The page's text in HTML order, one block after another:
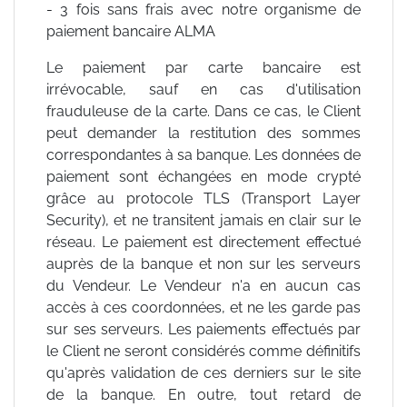
- 3 fois sans frais avec notre organisme de
paiement bancaire ALMA
Le paiement par carte bancaire est
irrévocable, sauf en cas d'utilisation
frauduleuse de la carte. Dans ce cas, le Client
peut demander la restitution des sommes
correspondantes à sa banque. Les données de
paiement sont échangées en mode crypté
grâce au protocole TLS (Transport Layer
Security), et ne transitent jamais en clair sur le
réseau. Le paiement est directement effectué
auprès de la banque et non sur les serveurs
du Vendeur. Le Vendeur n'a en aucun cas
accès à ces coordonnées, et ne les garde pas
sur ses serveurs. Les paiements effectués par
le Client ne seront considérés comme définitifs
qu'après validation de ces derniers sur le site
de la banque. En outre, tout retard de